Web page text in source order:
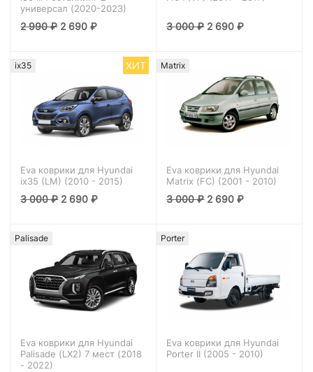
универсал (2020-2023)
2 990₽ 2 690₽ 3 000₽ 2 690₽
ix35 ХИТ
Eva коврики для Hyundai
ix35 (LM) (2010 - 2015)
3 000₽ 2 690₽
Matrix
Eva коврики для Hyundai
Matrix (FC) (2001 - 2010)
3 000₽ 2 690₽
Palisade
Eva коврики для Hyundai
Palisade (LX2) 7 мест (2018
- 2022)
Porter
Eva коврики для Hyundai
Porter II (2005 - 2010)